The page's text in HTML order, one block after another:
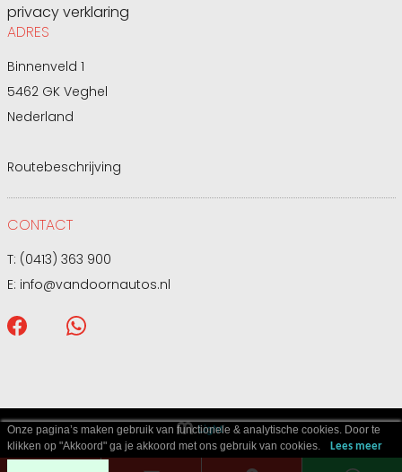
privacy verklaring
ADRES
Binnenveld 1
5462 GK Veghel
Nederland
Routebeschrijving
CONTACT
T: (0413) 363 900
E: info@vandoornautos.nl
Onze pagina’s maken gebruik van functionele & analytische cookies. Door te
klikken op "Akkoord" ga je akkoord met ons gebruik van cookies.
Lees meer